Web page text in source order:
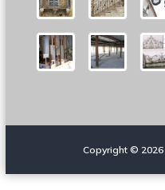
Copyright © 2026